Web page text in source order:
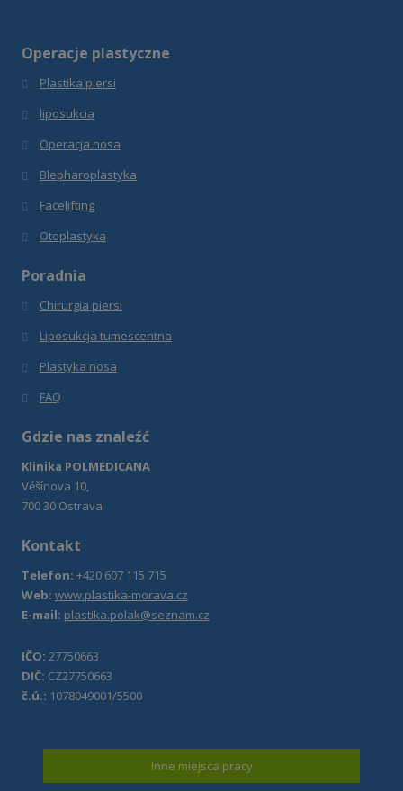
Operacje plastyczne
Plastika piersi
liposukcia
Operacja nosa
Blepharoplastyka
Facelifting
Otoplastyka
Poradnia
Chirurgia piersi
Liposukcja tumescentna
Plastyka nosa
FAQ
Gdzie nas znaleźć
Klinika POLMEDICANA
Věšínova 10,
700 30 Ostrava
Kontakt
Telefon: +420 607 115 715
Web: www.plastika-morava.cz
E-mail: plastika.polak@seznam.cz
IČO: 27750663
DIČ: CZ27750663
č.ú.: 1078049001/5500
Inne miejsca pracy